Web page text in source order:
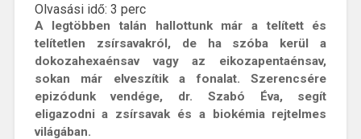
Olvasási idő: 3 perc
A legtöbben talán hallottunk már a telített és
telítetlen zsírsavakról, de ha szóba kerül a
dokozahexaénsav vagy az eikozapentaénsav,
sokan már elveszítik a fonalat. Szerencsére
epizódunk vendége, dr. Szabó Éva, segít
eligazodni a zsírsavak és a biokémia rejtelmes
világában.